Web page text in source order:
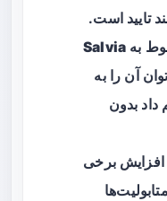
تایید است.
به Salvia
آن را به
داد بدون
برخی